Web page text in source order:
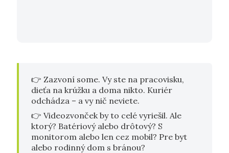
👉 Zazvoní some. Vy ste na pracovisku,
dieťa na krúžku a doma nikto. Kuriér
odchádza – a vy nič neviete.
👉 Videozvonček by to celé vyriešil. Ale
ktorý? Batériový alebo drôtový? S
monitorom alebo len cez mobil? Pre byt
alebo rodinný dom s bránou?